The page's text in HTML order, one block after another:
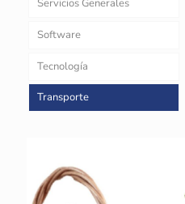
Servicios Generales
Software
Tecnología
Transporte